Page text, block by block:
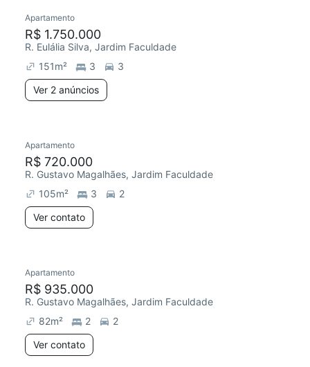
Redecorar
Apartamento
R$ 1.750.000
R. Eulália Silva, Jardim Faculdade
151m² 3
3
Ver 2 anúncios
Apartamento
R$ 720.000
R. Gustavo Magalhães, Jardim Faculdade
105m² 3
2
Ver contato
Redecorar
Apartamento
R$ 935.000
R. Gustavo Magalhães, Jardim Faculdade
82m² 2
2
Ver contato